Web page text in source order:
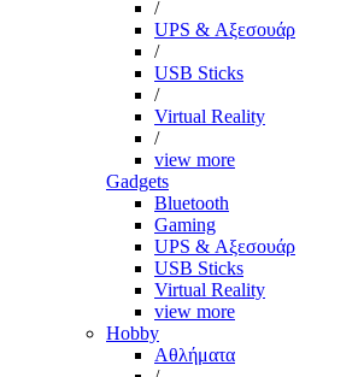
/
UPS & Αξεσουάρ
/
USB Sticks
/
Virtual Reality
/
view more
Gadgets
Bluetooth
Gaming
UPS & Αξεσουάρ
USB Sticks
Virtual Reality
view more
Hobby
Αθλήματα